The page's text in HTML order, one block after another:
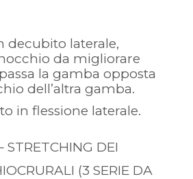
decubito laterale,
da migliorare
la gamba opposta
dell’altra gamba.
in flessione laterale.
STRETCHING DEI
(3 SERIE DA